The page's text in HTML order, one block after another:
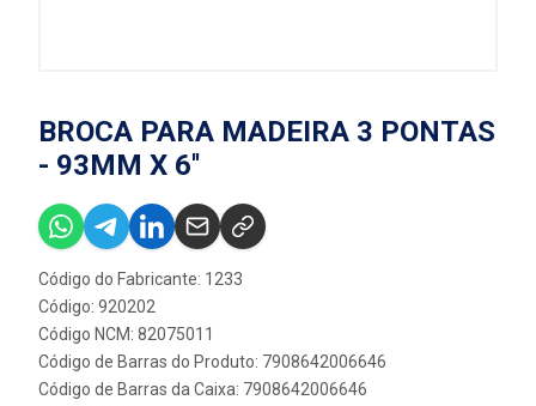
BROCA PARA MADEIRA 3 PONTAS
- 93MM X 6''
Código do Fabricante: 1233
Código: 920202
Código NCM: 82075011
Código de Barras do Produto: 7908642006646
Código de Barras da Caixa: 7908642006646